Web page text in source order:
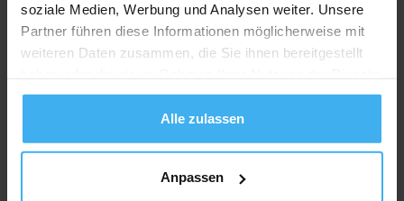
soziale Medien, Werbung und Analysen weiter. Unsere
Partner führen diese Informationen möglicherweise mit
weiteren Daten zusammen, die Sie ihnen bereitgestellt
gesammelt haben.
Alle zulassen
Anpassen